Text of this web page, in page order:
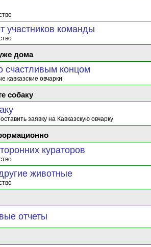
участников команды
дома
счастливым концом
кавказские овчарки
собаку
заявку на Кавказскую овчарку
кураторов
животные
отчеты